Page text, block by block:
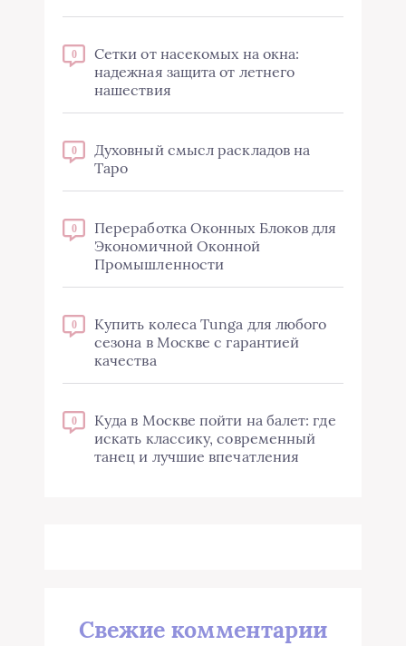
0
Сетки от насекомых на окна:
надежная защита от летнего
нашествия
0
Духовный смысл раскладов на
Таро
0
Переработка Оконных Блоков для
Экономичной Оконной
Промышленности
0
Купить колеса Tunga для любого
сезона в Москве с гарантией
качества
0
Куда в Москве пойти на балет: где
искать классику, современный
танец и лучшие впечатления
Свежие комментарии